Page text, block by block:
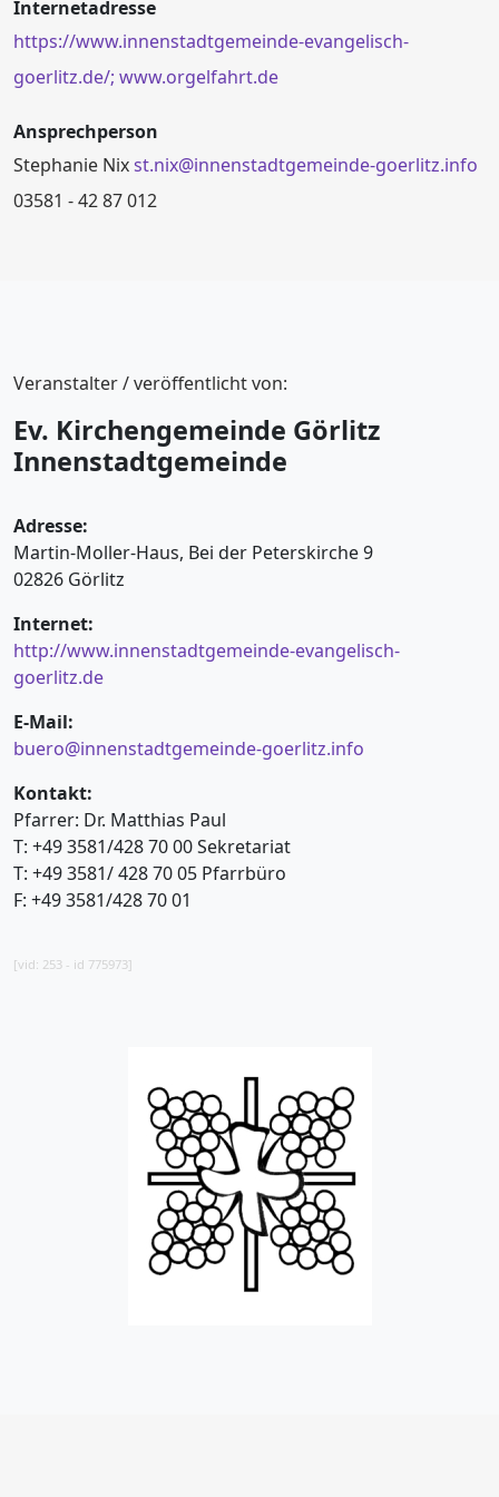
Internetadresse
https://www.innenstadtgemeinde-evangelisch-
goerlitz.de/; www.orgelfahrt.de
Ansprechperson
Stephanie Nixst.nix@innenstadtgemeinde-goerlitz.info
03581 - 42 87 012
Veranstalter / veröffentlicht von:
Ev. Kirchengemeinde Görlitz
Innenstadtgemeinde
Adresse:
Martin-Moller-Haus, Bei der Peterskirche 9
02826 Görlitz
Internet:
http://www.innenstadtgemeinde-evangelisch-
goerlitz.de
E-Mail:
buero@innenstadtgemeinde-goerlitz.info
Kontakt:
Pfarrer: Dr. Matthias Paul
T: +49 3581/428 70 00 Sekretariat
T: +49 3581/ 428 70 05 Pfarrbüro
F: +49 3581/428 70 01
[vid: 253 - id 775973]